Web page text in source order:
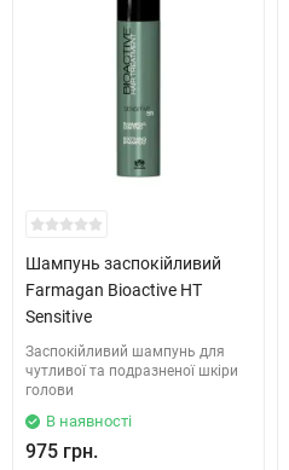
Шампунь заспокійливий
Farmagan Bioactive HT
Sensitive
Заспокійливий шампунь для
чутливої та подразненої шкіри
голови
В наявності
975 грн.